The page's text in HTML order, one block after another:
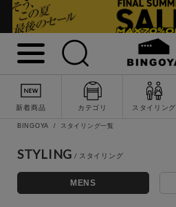
新着商品 カテゴリ スタイリング
詳細
キーワード
BINGOYA スタイリング一覧
STYLING
MENS